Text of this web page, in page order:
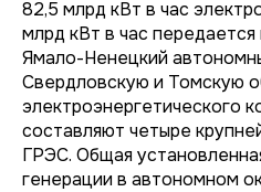
82,5 млрд кВт в час
млрд кВт в час
Ямало-Ненецкий
Свердловскую и Томскую
электроэнергетического
составляют четыре
ГРЭС. Общая
генерации в автономном